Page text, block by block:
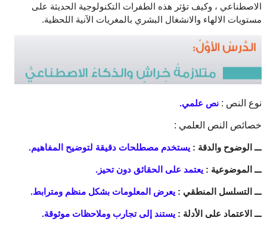
الاصطناعي ، وكيف تؤثر هذه الطفرات التكنولوجية الحديثة على
مستويات الالهاء والانشغال البشري بالمغريات الآنية اللحظية.
نوع النص : نص علمي.
خصائص النص العلمي :
ـــ الوضوح والدقة : يستخدم مصطلحات دقيقة لتوضيح المفاهيم.
ـــ الموضوعية : يعتمد على الحقائق دون تحيز.
ـــ التسلسل المنطقي : يعرض المعلومات بشكل منظم ومترابط.
ـــ الاعتماد على الأدلة : يستند إلى تجارب وملاحظات موثوقة.